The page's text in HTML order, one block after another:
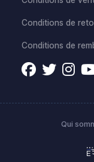
Conditions de
Conditions de
Qui